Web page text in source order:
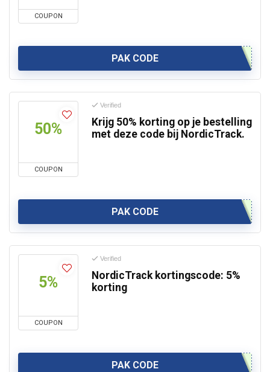
COUPON
PAK CODE
50%
COUPON
Verified
Krijg 50% korting op je bestelling
met deze code bij NordicTrack.
PAK CODE
5%
COUPON
Verified
NordicTrack kortingscode: 5%
korting
PAK CODE